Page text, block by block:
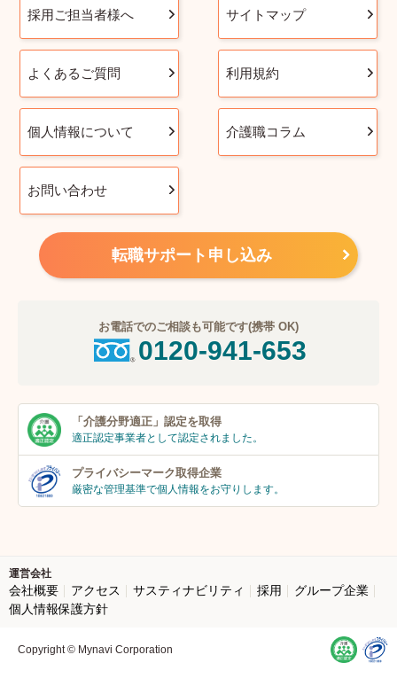
採用ご担当者様へ サイトマップ
よくあるご質問 利用規約
個人情報について 介護職コラム
お問い合わせ
転職サポート申し込み
お電話でのご相談も可能です(携帯 OK)
0120-941-653
「介護分野適正」 認定を取得
適正認定事業者として認定されました。
プライバシーマーク取得企業
厳密な管理基準で個人情報をお守りします。
運営会社
会社概要 アクセス サスティナビリティ 採用
グループ企業
個人情報保護方針
Copyright © Mynavi Corporation